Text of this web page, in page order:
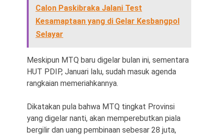
Calon Paskibraka Jalani Test
Kesamaptaan yang di Gelar Kesbangpol
Selayar
Meskipun MTQ baru digelar bulan ini, sementara
HUT PDIP, Januari lalu, sudah masuk agenda
rangkaian memeriahkannya.
Dikatakan pula bahwa MTQ tingkat Provinsi
yang digelar nanti, akan memperebutkan piala
bergilir dan uang pembinaan sebesar 28 juta,